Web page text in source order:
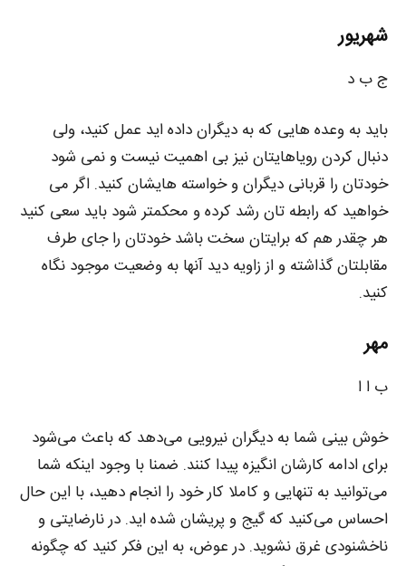
شهریور
ج ب د
باید به وعده هایی که به دیگران داده اید عمل کنید، ولی
دنبال کردن رویاهایتان نیز بی اهمیت نیست و نمی شود
خودتان را قربانی دیگران و خواسته هایشان کنید. اگر می
خواهید که رابطه تان رشد کرده و محکمتر شود باید سعی کنید
هر چقدر هم که برایتان سخت باشد خودتان را جای طرف
مقابلتان گذاشته و از زاویه دید آنها به وضعیت موجود نگاه
کنید.
مهر
ب ا ا
خوش بینی شما به دیگران نیرویی می‌دهد که باعث می‌شود
برای ادامه کارشان انگیزه پیدا کنند. ضمنا با وجود اینکه شما
می‌توانید به تنهایی و کاملا کار خود را انجام دهید، با این حال
احساس می‌کنید که گیج و پریشان شده اید. در نارضایتی و
ناخشنودی غرق نشوید. در عوض، به این فکر کنید که چگونه